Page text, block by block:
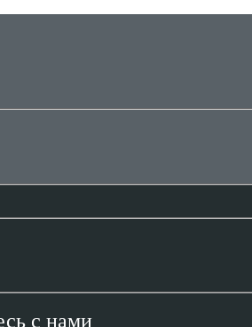
с нами